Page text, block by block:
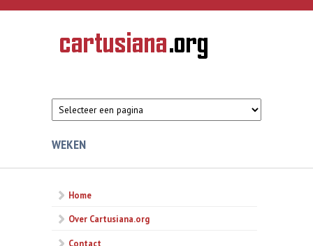
Overslaan en naar de inhoud gaan
CARTUSIANA
Geschiedenis
van de
WEKEN
Home
Over Cartusiana.org
Contact